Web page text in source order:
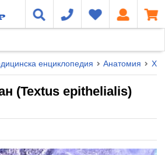
енциклопедия Анатомия
(Textus epithelialis)